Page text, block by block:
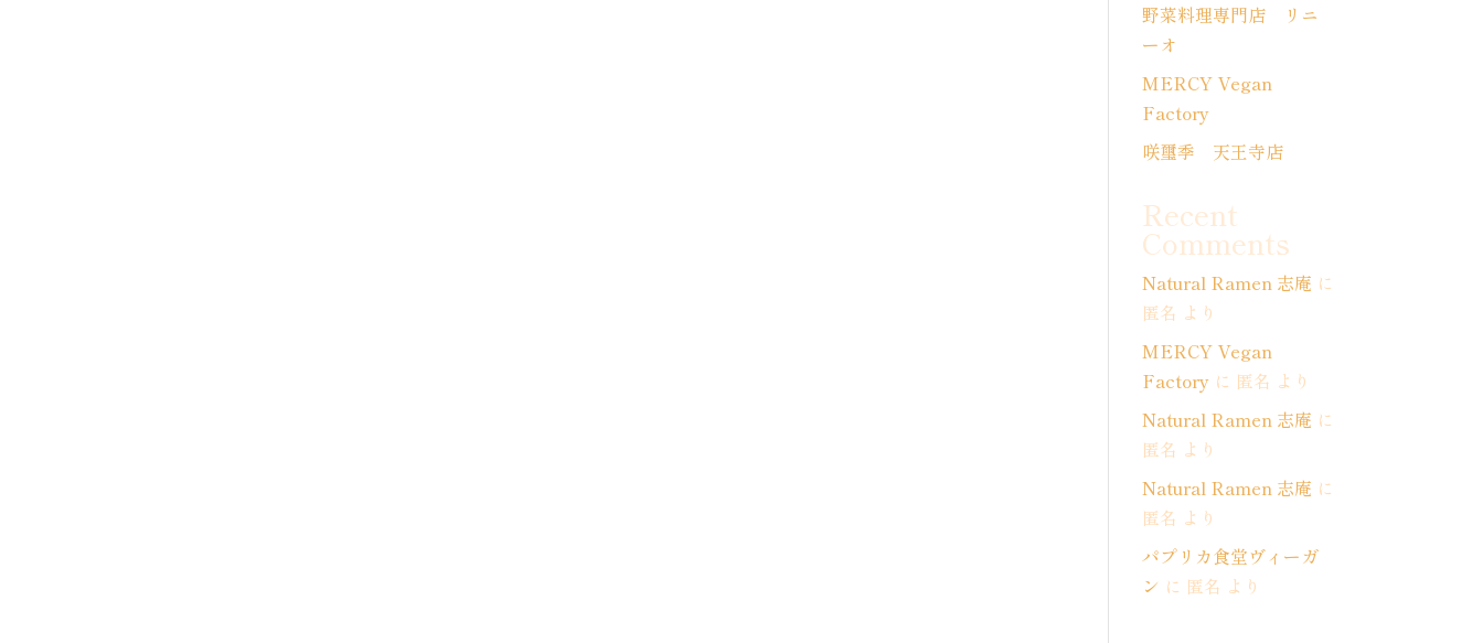
野菜料理専門店 リニ
ーオ
MERCY Vegan
Factory
咲璽季 天王寺店
Recent
Comments
Natural Ramen 志庵 に
匿名 より
MERCY Vegan
Factory に 匿名 より
Natural Ramen 志庵 に
匿名 より
Natural Ramen 志庵 に
匿名 より
パプリカ食堂ヴィーガ
ン に 匿名 より